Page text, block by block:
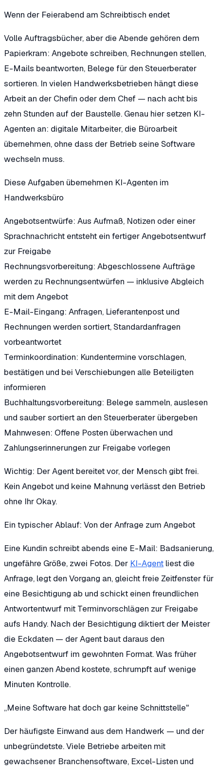
Wenn der Feierabend am Schreibtisch endet
Volle Auftragsbücher, aber die Abende gehören dem
Papierkram: Angebote schreiben, Rechnungen stellen,
E-Mails beantworten, Belege für den Steuerberater
sortieren. In vielen Handwerksbetrieben hängt diese
Arbeit an der Chefin oder dem Chef — nach acht bis
zehn Stunden auf der Baustelle. Genau hier setzen KI-
Agenten an: digitale Mitarbeiter, die Büroarbeit
übernehmen, ohne dass der Betrieb seine Software
wechseln muss.
Diese Aufgaben übernehmen KI-Agenten im
Handwerksbüro
Angebotsentwürfe: Aus Aufmaß, Notizen oder einer
Sprachnachricht entsteht ein fertiger Angebotsentwurf
zur Freigabe
Rechnungsvorbereitung: Abgeschlossene Aufträge
werden zu Rechnungsentwürfen — inklusive Abgleich
mit dem Angebot
E-Mail-Eingang: Anfragen, Lieferantenpost und
Rechnungen werden sortiert, Standardanfragen
vorbeantwortet
Terminkoordination: Kundentermine vorschlagen,
bestätigen und bei Verschiebungen alle Beteiligten
informieren
Buchhaltungsvorbereitung: Belege sammeln, auslesen
und sauber sortiert an den Steuerberater übergeben
Mahnwesen: Offene Posten überwachen und
Zahlungserinnerungen zur Freigabe vorlegen
Wichtig: Der Agent bereitet vor, der Mensch gibt frei.
Kein Angebot und keine Mahnung verlässt den Betrieb
ohne Ihr Okay.
Ein typischer Ablauf: Von der Anfrage zum Angebot
Eine Kundin schreibt abends eine E-Mail: Badsanierung,
ungefähre Größe, zwei Fotos. Der KI-Agent liest die
Anfrage, legt den Vorgang an, gleicht freie Zeitfenster für
eine Besichtigung ab und schickt einen freundlichen
Antwortentwurf mit Terminvorschlägen zur Freigabe
aufs Handy. Nach der Besichtigung diktiert der Meister
die Eckdaten — der Agent baut daraus den
Angebotsentwurf im gewohnten Format. Was früher
einen ganzen Abend kostete, schrumpft auf wenige
Minuten Kontrolle.
„Meine Software hat doch gar keine Schnittstelle"
Der häufigste Einwand aus dem Handwerk — und der
unbegründetste. Viele Betriebe arbeiten mit
gewachsener Branchensoftware, Excel-Listen und